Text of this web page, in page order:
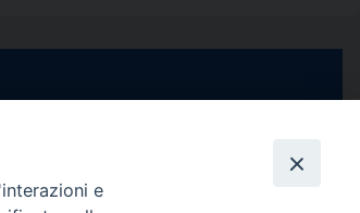
YouTube
Channel
Feed
e